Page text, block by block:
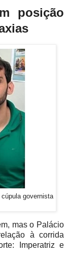
posição
governista
mas o Palácio
à corrida
Imperatriz e